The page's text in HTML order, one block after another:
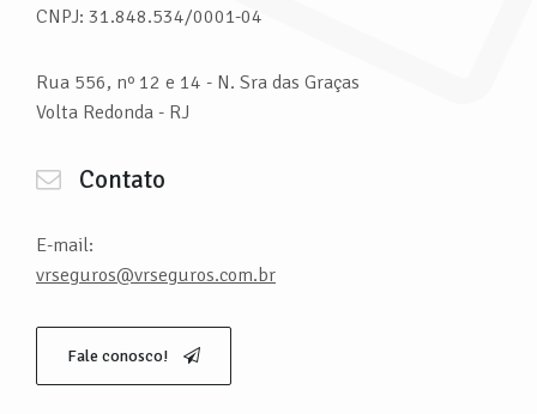
CNPJ: 31.848.534/0001-04
Rua 556, nº 12 e 14 - N. Sra das Graças
Volta Redonda - RJ
Contato
E-mail:
vrseguros@vrseguros.com.br
Fale conosco!